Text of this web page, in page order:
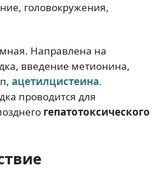
головокружения,
Направлена на
введение метионина,
ацетилцистеина.
проводится для
гепатотоксического